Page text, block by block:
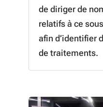
de diriger de
relatifs à ce
afin d’identifier
de traitements.